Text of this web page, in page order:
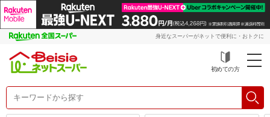
身近なスーパーがネットで便利に・おトクに
初めての方